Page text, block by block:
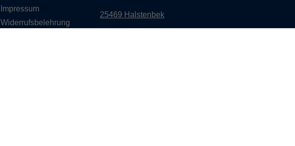
Impressum
Widerrufsbelehrung
25469 Halstenbek